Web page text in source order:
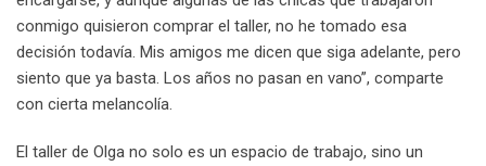
conmigo quisieron comprar el taller, no he tomado esa
decisión todavía. Mis amigos me dicen que siga adelante, pero
siento que ya basta. Los años no pasan en vano”, comparte
con cierta melancolía.
El taller de Olga no solo es un espacio de trabajo, sino un